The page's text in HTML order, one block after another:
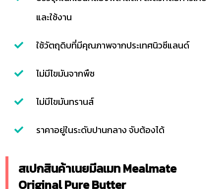
และใช้งาน
ใช้วัตถุดิบที่มีคุณภาพจากประเทศนิวซีแลนด์
ไม่มีไขมันจากพืช
ไม่มีไขมันทรานส์
ราคาอยู่ในระดับปานกลาง จับต้องได้
สเปกสินค้าเนยมีลเมท Mealmate
Original Pure Butter